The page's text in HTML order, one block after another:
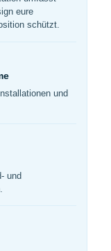
eure
schützt.
und
und